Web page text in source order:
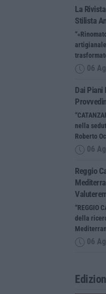
La
Stilista
06
Dai Piani
nella
Roberto
06
Reggio
“REGGIO
della
06